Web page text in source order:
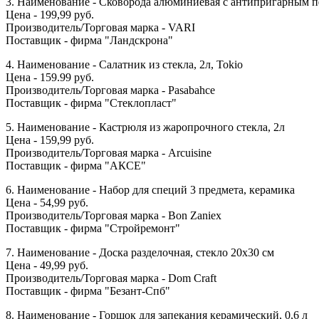
Цена - 199,99 руб.
Производитель/Торговая марка - VARI
Поставщик - фирма "Ландскрона"
4. Наименование - Салатник из стекла, 2л, Tokio
Цена - 159.99 руб.
Производитель/Торговая марка - Pasabahce
Поставщик - фирма "Стеклопласт"
5. Наименование - Кастрюля из жаропрочного стекла, 2л
Цена - 159,99 руб.
Производитель/Торговая марка - Arcuisine
Поставщик - фирма "АКСЕ"
6. Наименование - Набор для специй 3 предмета, керамика
Цена - 54,99 руб.
Производитель/Торговая марка - Bon Zaniex
Поставщик - фирма "Стройремонт"
7. Наименование - Доска разделочная, стекло 20х30 см
Цена - 49,99 руб.
Производитель/Торговая марка - Dom Craft
Поставщик - фирма "Безант-Спб"
8. Наименование - Горшок для запекания керамический, 0,6 л